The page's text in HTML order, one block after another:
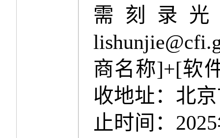
需刻录
商名称]+[软
收地址：北
止时间： 2025